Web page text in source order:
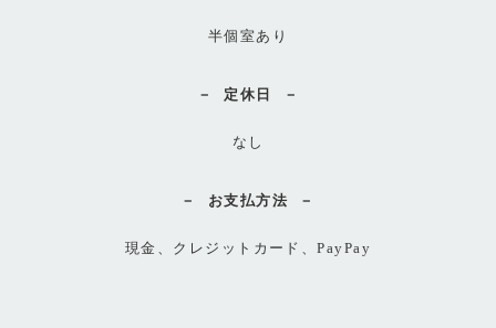
半個室あり
定休日
なし
お支払方法
現金、クレジットカード、PayPay